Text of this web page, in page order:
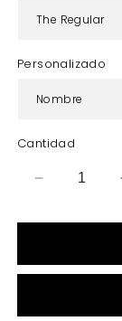
Personalizado
Cantidad
Reducir
para
GALAXY